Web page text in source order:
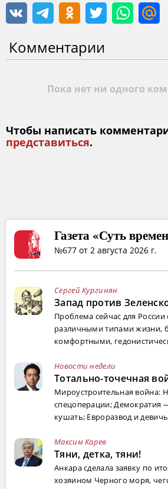
Комментарии
Пока нет ни одного
Чтобы написать
представиться.
Газета «Суть
№677 от 2 августа 2026 г.
Сергей Кургинян
Запад против
Проблема сейчас для
различными типами жизни,
комфортными,
Новости недели
Тотально-точечная
Мироустроительная война:
спецоперации; Демократия
кушать; Евроразвод и
Максим Карев
Тяни, детка, тяни!
Анкара сделала заявку по
хозяином Черного моря,